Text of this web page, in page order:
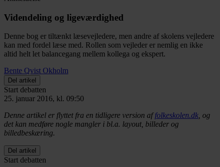
Videndeling og ligeværdighed
Denne bog er tiltænkt læsevejledere, men andre af skolens vejledere
kan med fordel læse med. Rollen som vejleder er nemlig en ikke
altid helt let balancegang mellem kollega og ekspert.
Bente Qvist Okholm
Del artikel
Start debatten
25. januar 2016, kl. 09:50
Denne artikel er flyttet fra en tidligere version affolkeskolen.dk, og
det kan medføre nogle mangler i bl.a. layout, billeder og
billedbeskæring.
Del artikel
Start debatten